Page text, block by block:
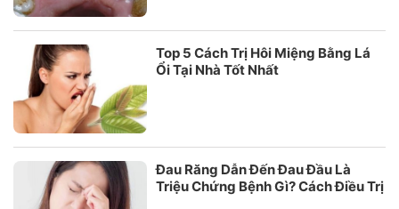
Top 5 Cách Trị Hôi Miệng Bằng Lá
Ổi Tại Nhà Tốt Nhất
Đau Răng Dẫn Đến Đau Đầu Là
Triệu Chứng Bệnh Gì? Cách Điều Trị